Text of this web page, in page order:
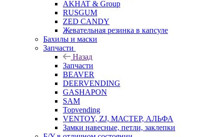
AKHAT & Group
RUSGUM
ZED CANDY
Жевательная резинка в капсуле
Бахилы и маски
Запчасти
Назад
Запчасти
BEAVER
DEERVENDING
GASHAPON
SAM
Topvending
VENTOY, ZJ, МАСТЕР, АЛЬФА
Замки навесные, петли, заклепки